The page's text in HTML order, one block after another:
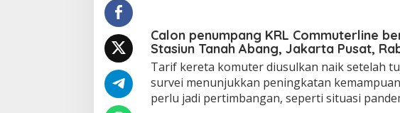
u
t
e
r
D
i
Calon penumpang KRL Commuterline
Stasiun Tanah Abang, Jakarta Pusat,
Tarif kereta komuter diusulkan naik setelah
survei menunjukkan peningkatan
perlu jadi pertimbangan, seperti situasi